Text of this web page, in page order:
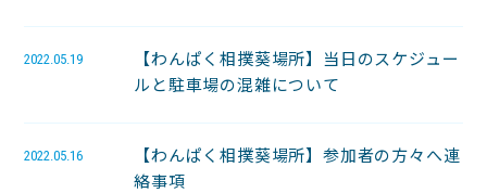
2022.05.19
【わんぱく相撲葵場所】当日のスケジュー
ルと駐車場の混雑について
2022.05.16
【わんぱく相撲葵場所】参加者の方々へ連
絡事項